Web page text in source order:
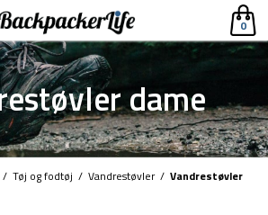
0
dame
Tøj og fodtøj / Vandrestøvler/ Vandrestøvler